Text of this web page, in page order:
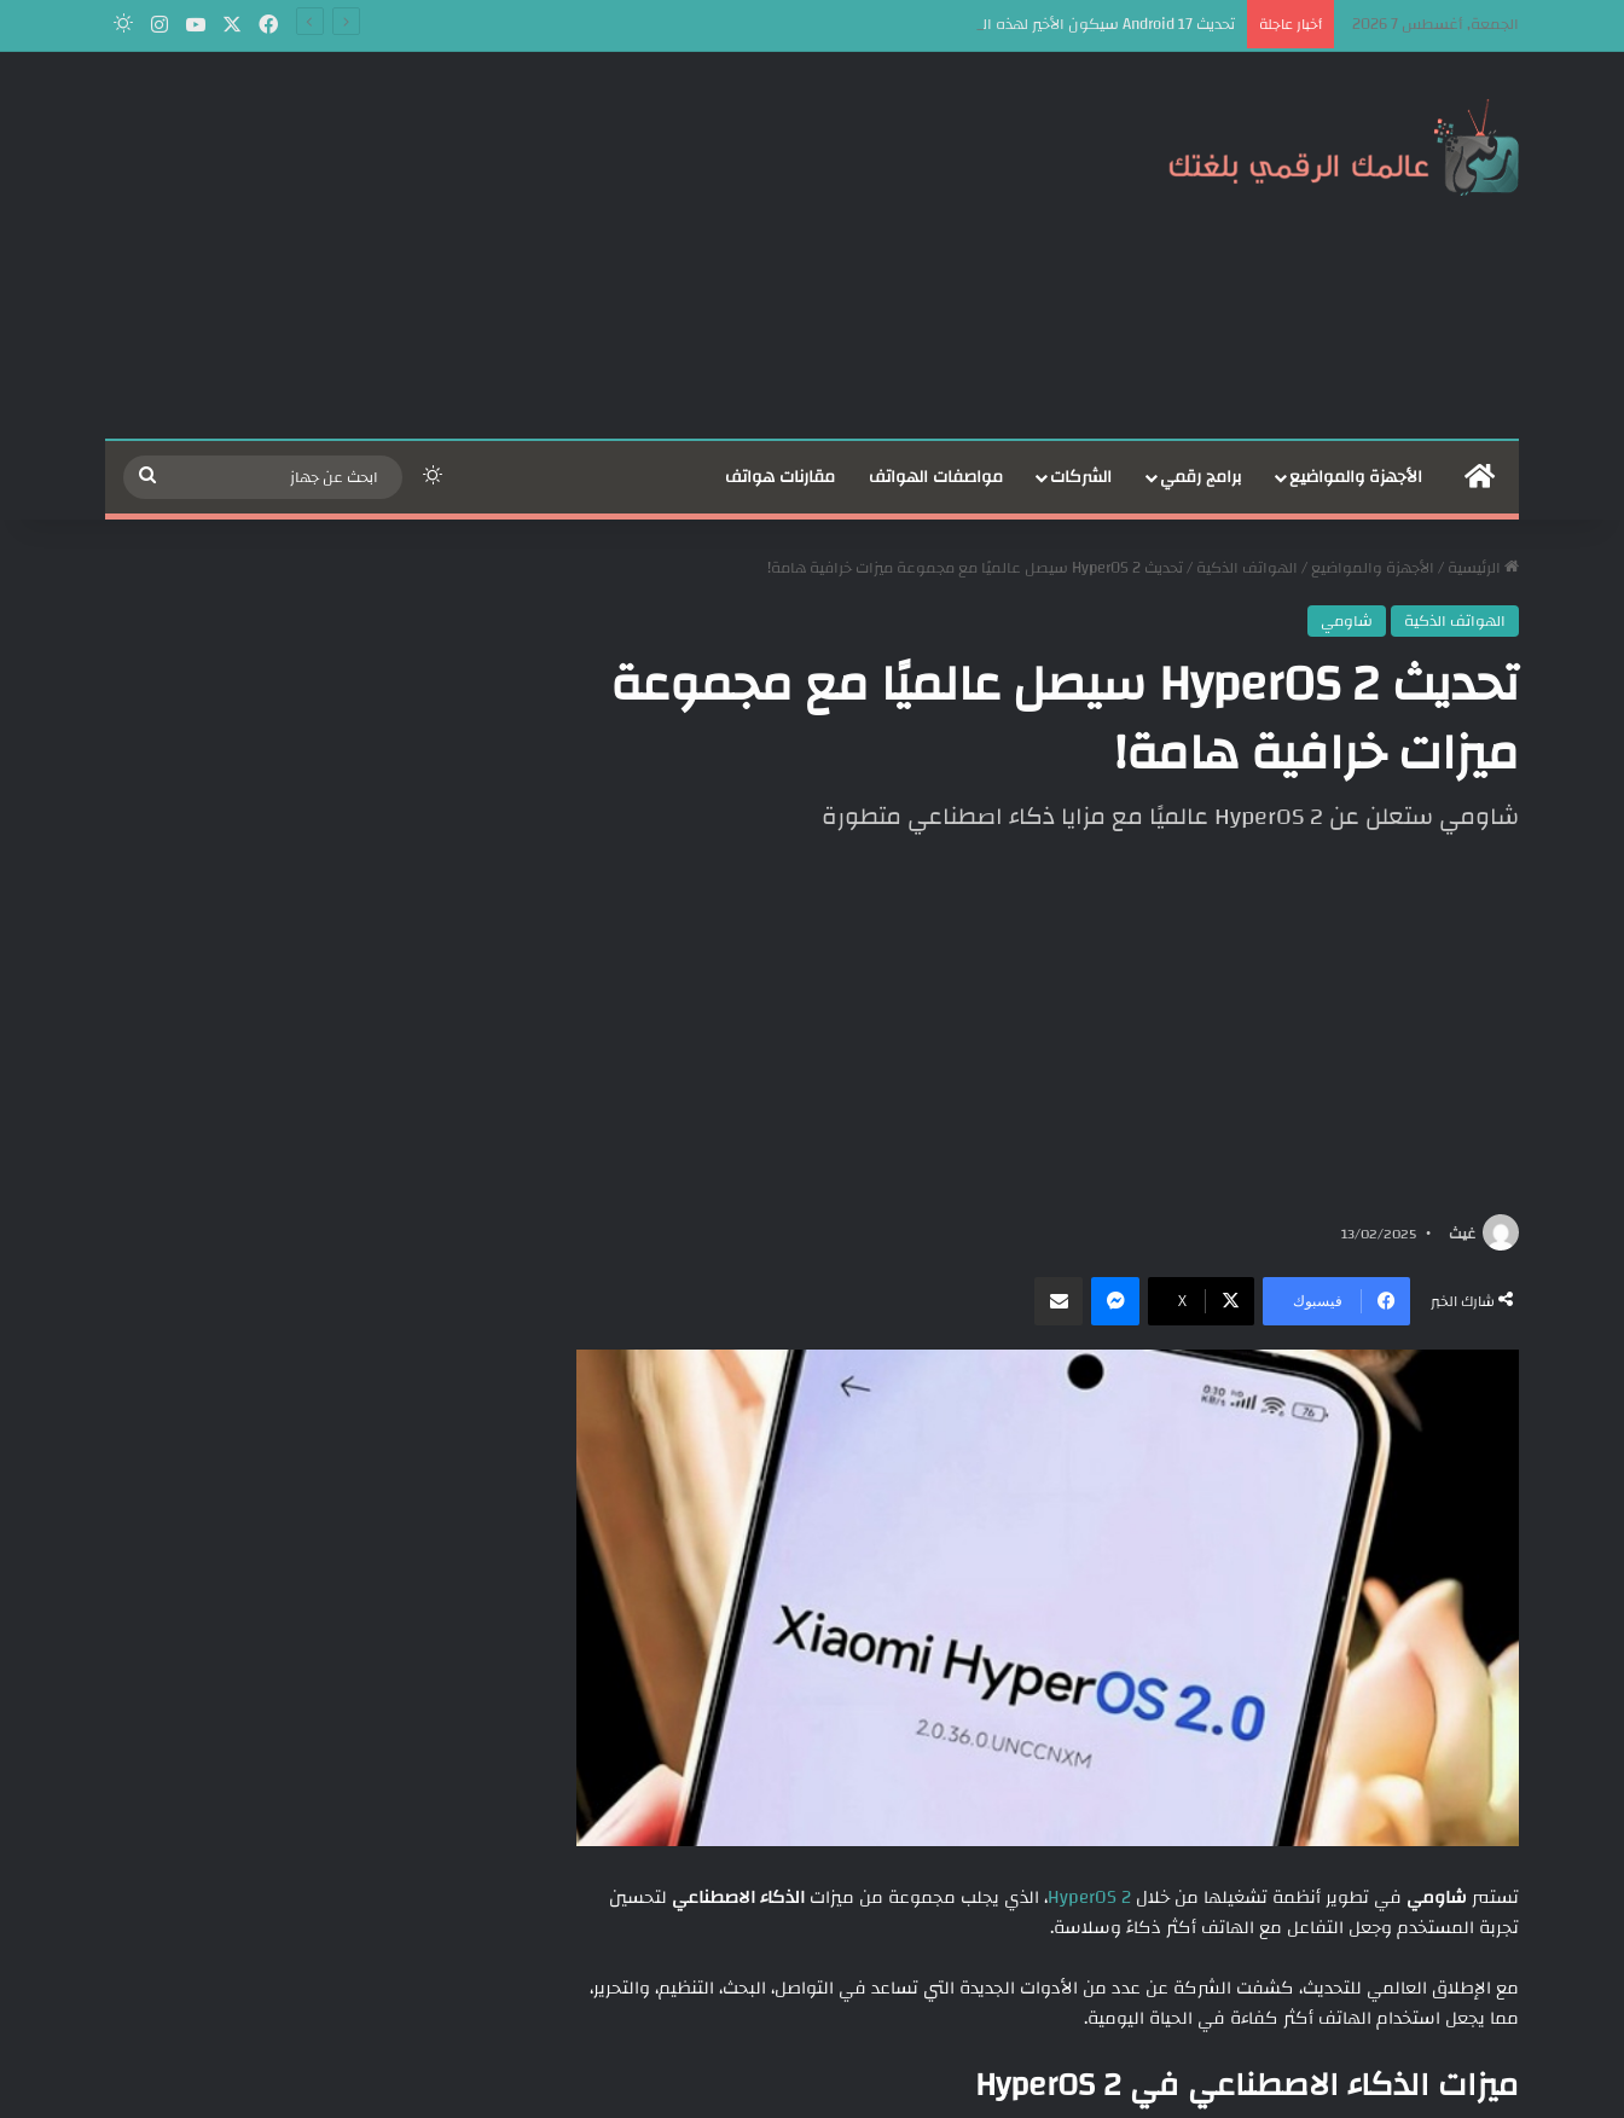
الجمعة, أغسطس 7 2026 أخبار عاجلة تحديث Android 17 سيكون الأخير لهذه الهواتف من سامسونج فيسبوك‫YouTube
انستقرامالوضع المظلم
الرئيسيةالأجهزة والمواضيع برامج رقمي الشركات مواصفات الهواتف مقارنات هواتف الوضع المظلم
ابحث
عن
الرئيسية/ الأجهزة والمواضيع/ الهواتف الذكية/تحديث HyperOS 2 سيصل عالميًا مع مجموعة ميزات خرافية هامة!
الهواتف الذكية
شاومي
تحديث HyperOS 2 سيصل عالميًا مع مجموعة
ميزات خرافية هامة!
شاومي ستعلن عن HyperOS 2 عالميًا مع مزايا ذكاء اصطناعي متطورة
غيث 13/02/2025
شارك الخبر فيسبوك ‫X
ماسنجر
تستمرشاومي في تطوير أنظمة تشغيلها من خلالHyperOS 2، الذي يجلب مجموعة من ميزاتالذكاء الاصطناعي لتحسين
تجربة المستخدم وجعل التفاعل مع الهاتف أكثر ذكاءً وسلاسة.
مع الإطلاق العالمي للتحديث، كشفت الشركة عن عدد من الأدوات الجديدة التي تساعد في التواصل، البحث، التنظيم، والتحرير،
مما يجعل استخدام الهاتف أكثر كفاءة في الحياة اليومية.
ميزات الذكاء الاصطناعي في HyperOS 2